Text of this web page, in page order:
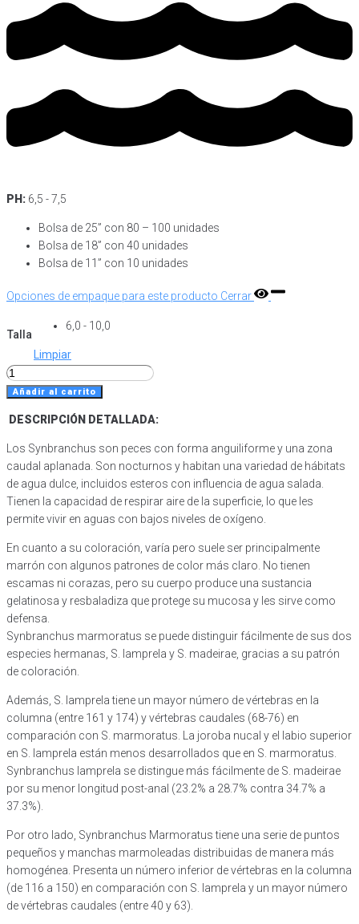
PH: 6,5 - 7,5
Bolsa de 25” con 80 – 100 unidades
Bolsa de 18” con 40 unidades
Bolsa de 11” con 10 unidades
Opciones de empaque para este producto Cerrar
Talla
6,0 - 10,0
Limpiar
Anguila
Amarilla
Marmoratus)
cantidad
Añadir al carrito
DESCRIPCIÓN DETALLADA:
Los Synbranchus son peces con forma anguiliforme y una zona
caudal aplanada. Son nocturnos y habitan una variedad de hábitats
de agua dulce, incluidos esteros con influencia de agua salada.
Tienen la capacidad de respirar aire de la superficie, lo que les
permite vivir en aguas con bajos niveles de oxígeno.
En cuanto a su coloración, varía pero suele ser principalmente
marrón con algunos patrones de color más claro. No tienen
escamas ni corazas, pero su cuerpo produce una sustancia
gelatinosa y resbaladiza que protege su mucosa y les sirve como
defensa.
Synbranchus marmoratus se puede distinguir fácilmente de sus dos
especies hermanas, S. lamprela y S. madeirae, gracias a su patrón
de coloración.
Además, S. lamprela tiene un mayor número de vértebras en la
columna (entre 161 y 174) y vértebras caudales (68-76) en
comparación con S. marmoratus. La joroba nucal y el labio superior
en S. lamprela están menos desarrollados que en S. marmoratus.
Synbranchus lamprela se distingue más fácilmente de S. madeirae
por su menor longitud post-anal (23.2% a 28.7% contra 34.7% a
37.3%).
Por otro lado, Synbranchus Marmoratus tiene una serie de puntos
pequeños y manchas marmoleadas distribuidas de manera más
homogénea. Presenta un número inferior de vértebras en la columna
(de 116 a 150) en comparación con S. lamprela y un mayor número
de vértebras caudales (entre 40 y 63).